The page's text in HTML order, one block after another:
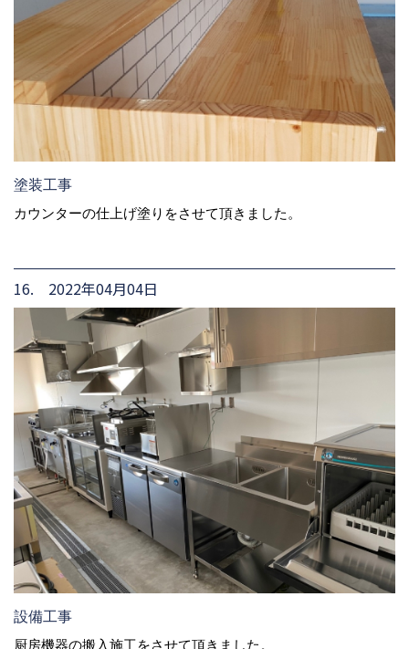
塗装工事
カウンターの仕上げ塗りをさせて頂きました。
16. 2022年04月04日
設備工事
厨房機器の搬入施工をさせて頂きました。